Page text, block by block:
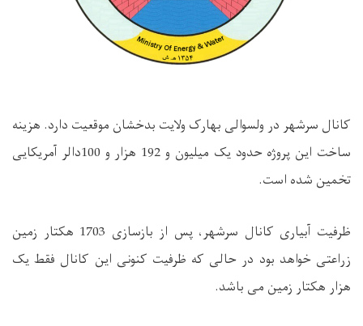
کانال سرشهر در ولسوالی بهارک ولایت بدخشان موقعیت دارد. هزینه
ساخت این پروژه حدود یک میلیون و 192 هزار و 100دالر آمریکایی
تخمین شده است.
ظرفیت آبیاری کانال سرشهر، پس از بازسازی 1703 هکتار زمین
زراعتی خواهد بود در حالی که ظرفیت کنونی این کانال فقط یک
هزار هکتار زمین می باشد.